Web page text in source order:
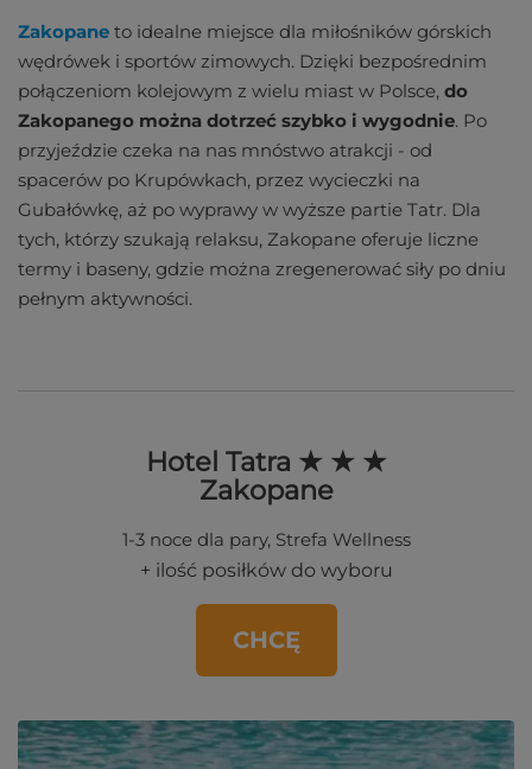
Zakopane to idealne miejsce dla miłośników górskich
wędrówek i sportów zimowych. Dzięki bezpośrednim
połączeniom kolejowym z wielu miast w Polsce, do
Zakopanego można dotrzeć szybko i wygodnie. Po
przyjeździe czeka na nas mnóstwo atrakcji - od
spacerów po Krupówkach, przez wycieczki na
Gubałówkę, aż po wyprawy w wyższe partie Tatr. Dla
tych, którzy szukają relaksu, Zakopane oferuje liczne
termy i baseny, gdzie można zregenerować siły po dniu
pełnym aktywności.
Hotel Tatra ★ ★ ★
Zakopane
1-3 noce dla pary, Strefa Wellness
+ ilość posiłków do wyboru
CHCĘ